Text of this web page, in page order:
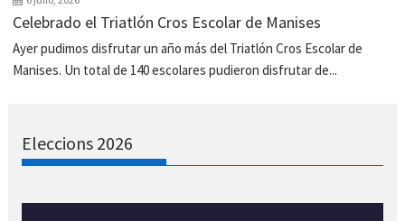
Celebrado el Triatlón Cros Escolar de Manises
Ayer pudimos disfrutar un año más del Triatlón Cros Escolar de
Manises. Un total de 140 escolares pudieron disfrutar de...
Eleccions 2026